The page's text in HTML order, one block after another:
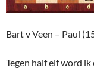
Bart v Veen – Paul
Tegen half elf word